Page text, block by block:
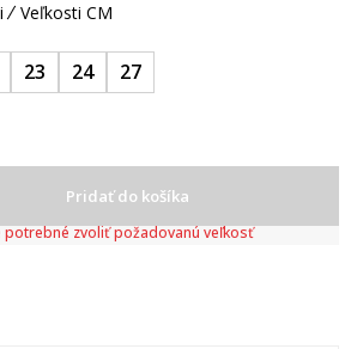
Veľkosti CM
23 24 27
Pridať do košíka
potrebné zvoliť požadovanú veľkosť